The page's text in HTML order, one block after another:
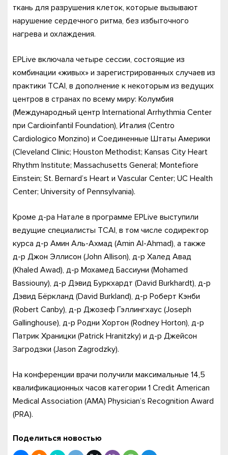
ткань для разрушения клеток, которые вызывают
нарушение сердечного ритма, без избыточного
нагрева и охлаждения.
EPLive включала четыре сессии, состоящие из
комбинации «живых» и зарегистрированных случаев из
практики TCAI, в дополнение к некоторым из ведущих
центров в странах по всему миру: Колумбия
(Международный центр International Arrhythmia Center
при Cardioinfantil Foundation), Италия (Centro
Cardiologico Monzino) и Соединенные Штаты Америки
(Cleveland Clinic; Houston Methodist; Kansas City Heart
Rhythm Institute; Massachusetts General; Montefiore
Einstein; St. Bernard’s Heart и Vascular Center; UC Health
Center; University of Pennsylvania).
Кроме д-ра Натале в программе EPLive выступили
ведущие специалисты TCAI, в том числе содиректор
курса д-р Амин Аль-Ахмад (Amin Al-Ahmad), а также
д-р Джон Эллисон (John Allison), д-р Халед Авад
(Khaled Awad), д-р Мохамед Бассиуни (Mohamed
Bassiouny), д-р Дэвид Буркхардт (David Burkhardt), д-р
Дэвид Бёркланд (David Burkland), д-р Роберт Кэнби
(Robert Canby), д-р Джозеф Гэллингхаус (Joseph
Gallinghouse), д-р Родни Хортон (Rodney Horton), д-р
Патрик Храницки (Patrick Hranitzky) и д-р Джейсон
Загродзки (Jason Zagrodzky).
На конференции врачи получили максимальные 14,5
квалификационных часов категории 1 Credit American
Medical Association (AMA) Physician’s Recognition Award
(PRA).
Поделиться новостью